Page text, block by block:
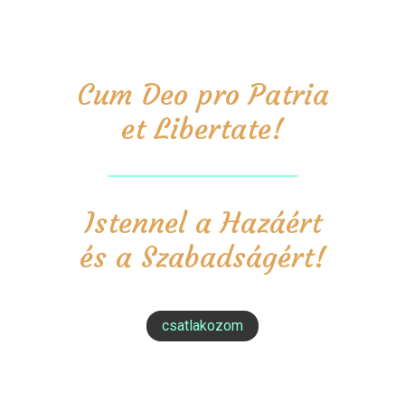
Cum Deo pro Patria
et Libertate!
Istennel a Hazáért
és a Szabadságért!
csatlakozom